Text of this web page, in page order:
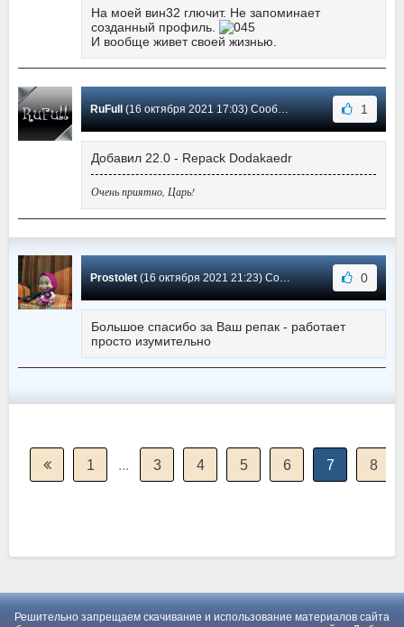
На моей вин32 глючит. Не запоминает
созданный профиль.
И вообще живет своей жизнью.
RuFull (16 октября 2021 17:03) Сообщение #522 1
Добавил 22.0 - Repack Dodakaedr
Очень приятно, Царь!
Prostolet(16 октября 2021 21:23) Сообщение #521 0
Большое спасибо за Ваш репак - работает
просто изумительно
1 ... 3 4 5 6 7 8
Решительно запрещаем скачивание и использование материалов сайта